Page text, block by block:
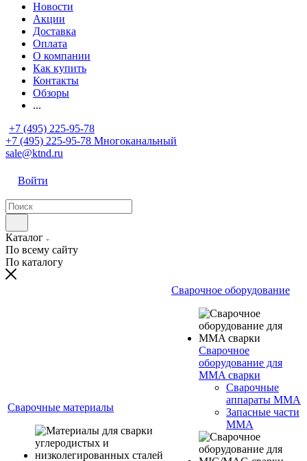
Новости
Акции
Доставка
Оплата
О компании
Как купить
Контакты
Обзоры
...
+7 (495) 225-95-78
+7 (495) 225-95-78 Многоканальный
sale@ktnd.ru
Войти
Каталог
По всему сайту
По каталогу
Сварочные материалы
Сварочное оборудование
Сварочное
оборудование для
MMA сварки
Сварочные
аппараты MMA
Запасные части
MMA